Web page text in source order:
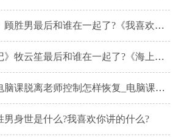
男最后和谁在一起了?《我喜欢你》男主角是谁?
笙最后和谁在一起了?《海上牧云记》银容结局是什么?
脱离老师控制怎样恢复_电脑课脱离老师控制
男身世是什么?我喜欢你讲的什么?